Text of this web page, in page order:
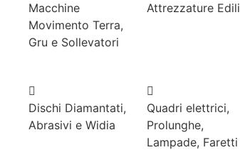
Macchine
Movimento Terra,
Gru e Sollevatori
Attrezzature Edili
Dischi Diamantati,
Abrasivi e Widia
Quadri elettrici,
Prolunghe,
Lampade, Faretti